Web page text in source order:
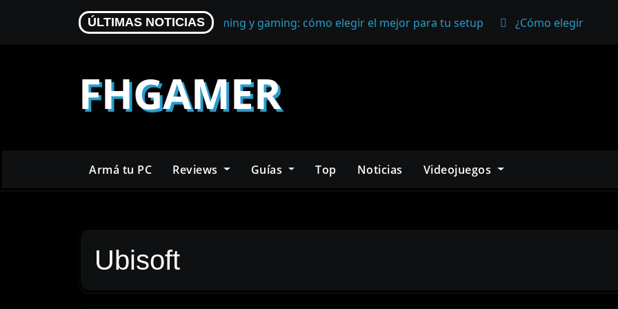
ÚLTIMAS NOTICIAS
Micrófono para streaming y gaming: cómo elegir el mejor para tu setup ¿Cómo elegir un
FHGAMER
Armá tu PC Reviews Guías Top Noticias Videojuegos
Ubisoft